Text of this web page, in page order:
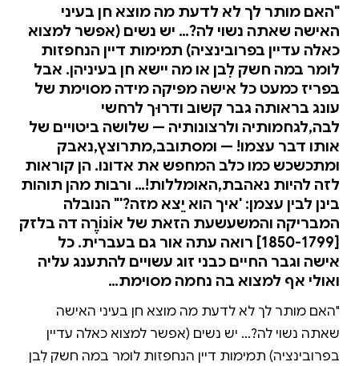
"האם מותר לך לא לדעת מה מוצא חן בעיני
האישה שאתה נשוי לה?… יש נשים (אפשר למצוא
כאלה עדיין בפרובינציה) תמימות דיין הנחפזות
לומר במה חשק לִבן או מה יישא חן בעיניהן. אבל
בפריז כמעט כל אישה מפיקה מידה מסוימת של
עונג בראותה גבר קשוב ודרוּך לרחשי
לבה,לגחמותיה ולרצונותיה — שלושה ביטויים של
אותו דבר עצמו! — ומסתובב,מתרוצץ,נאבק
ומתכשכש כמו כלב המחפש את אדונו. הן קוראות
לזה להיות נאהבת,האומללות!… ורבות מהן תוהות
בינן לבין עצמן: 'איך הוא יֵצא מזה?'" הנובלה
המבריקה והמשעשעת הזאת של אוֹנוֹרֶה דה בלזק
[1850-1799] רואה עתה אור גם בעברית. כל
אישה וגבר החיים כבני זוג עשויים להתענג עליה
ואולי אף למצוא בה נחמה מסוימת…
"האם מותר לך לא לדעת מה מוצא חן בעיני האישה
שאתה נשוי לה?… יש נשים (אפשר למצוא כאלה עדיין
בפרובינציה) תמימות דיין הנחפזות לומר במה חשק לִבן